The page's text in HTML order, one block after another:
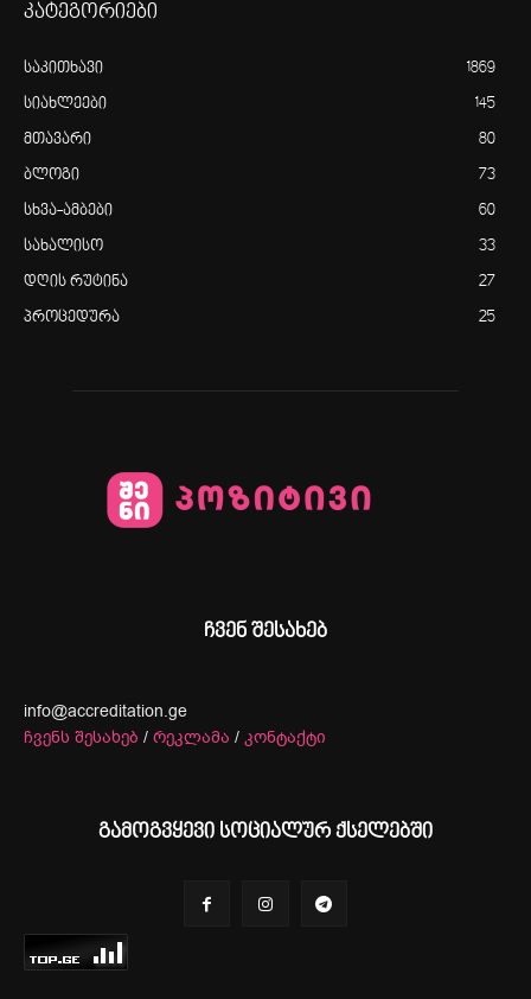
კატეგორიები
საკითხავი 1869
სიახლეები 145
მთავარი 80
ბლოგი 73
სხვა-ამბები 60
სახალისო 33
დღის რუტინა 27
პროცედურა 25
ჩვენ შესახებ
info@accreditation.ge
ჩვენს შესახებ / რეკლამა / კონტაქტი
გამოგვყევი სოციალურ ქსელებში